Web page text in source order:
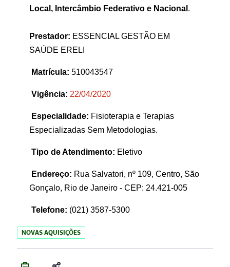
Local, Intercâmbio Federativo e Nacional .
Prestador: ESSENCIAL GESTÃO EM
SAÚDE ERELI
Matrícula: 510043547
Vigência: 22/04/2020
Especialidade: Fisioterapia e Terapias
Especializadas Sem Metodologias.
Tipo de Atendimento: Eletivo
Endereço: Rua Salvatori, nº 109, Centro, São
Gonçalo, Rio de Janeiro - CEP: 24.421-005
Telefone: (021) 3587-5300
NOVAS AQUISIÇÕES